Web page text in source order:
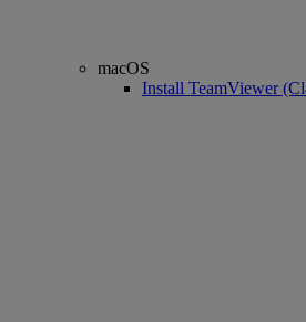
macOS
Install TeamViewer